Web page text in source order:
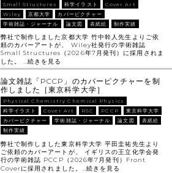
Small Structures 科学イラスト
Cover Art
Wiley
京都大学
カバーピクチャー
学術雑誌・ジャーナル
論文図 表紙絵 制作実績
弊社で制作しました京都大学 竹中幹人先生よりご依
頼のカバーアートが、 Wiley社発行の学術雑誌
Small Structures（2026年7月発刊）に採用されま
した。 …続きを見る
論文雑誌「PCCP」のカバーピクチャーを制
作しました［東京科学大学］
Physical Chemistry Chemical Physics
科学イラスト
Cover Art RSC PCCP
東京科学大学
カバーピクチャー
学術雑誌・ジャーナル 論文図
表紙絵
制作実績
弊社で制作しました東京科学大学 平田圭祐先生より
ご依頼のカバーアートが、 イギリスの王立化学会発
行の学術雑誌 PCCP（2026年7月発刊）Front
Coverに採用されました。…続きを見る